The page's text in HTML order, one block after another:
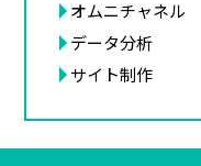
オムニチャネル
データ分析
サイト制作